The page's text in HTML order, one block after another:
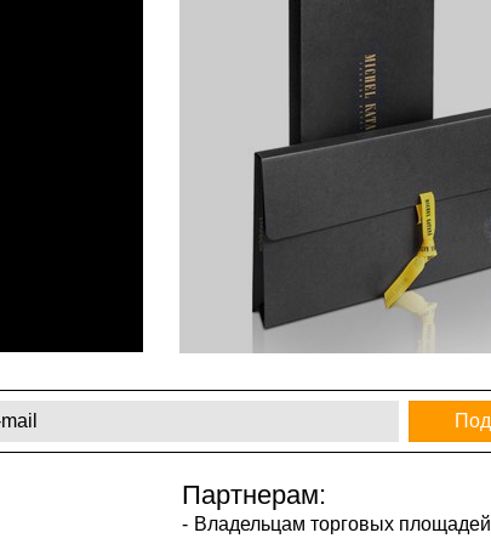
Партнерам:
Владельцам торговых площадей